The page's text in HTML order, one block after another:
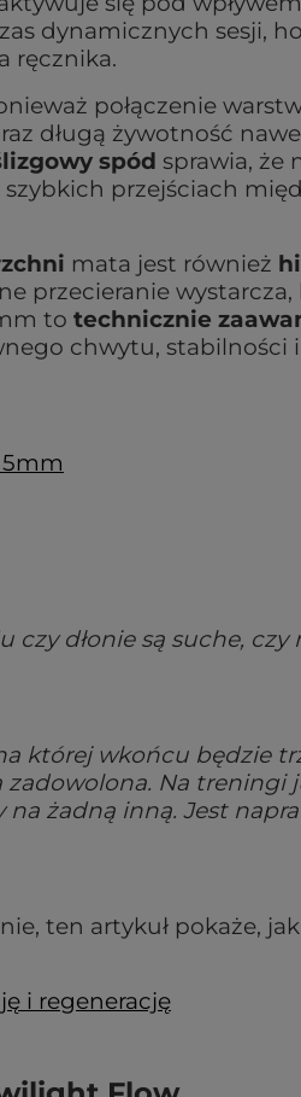
dynamicznych sesji,
ręcznika.
połączenie
długą żywotność
spód sprawia, że
przejściach
mata jest również
przecieranie
to technicznie
chwytu, stabilności
czy dłonie są suche, czy
której wkońcu będzie
Na treningi
żadną inną. Jest
ten artykuł pokaże,
i regenerację